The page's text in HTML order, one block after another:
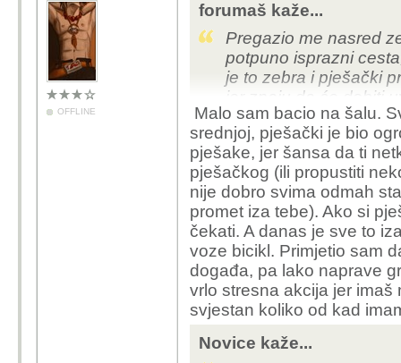
Dobar vozač ne
bitno prilagoditi se
voze preko 80-100.
pa tu rjetko gdje voziš
Zagrebu, podsljeme,
najgoroj selendri
(pogotovo kad je
nepregledne ceste),
mjenjao vilice i
koliko mogu voziti.
Naravno budala
rade gluposti. Ali
u prometu. Ono što bi
autoceste su na
umjesto da stoji 130
odgovornost na
rotori moraju biti
OFFLINE
forumaš kaže...
Pregazio me nasred
potpuno isprazni
je to zebra i pješački
jer znaju da će dobiti
pa na dalje.Narano
nerigstriranom autu
naplatom odštete.
Kaj se kazni tiče niš
tko ga ponovi, i
Malo sam bacio na šalu.
srednjoj, pješački je bio
pješake, jer šansa da ti
pješačkog (ili propustiti
nije dobro svima odmah
promet iza tebe). Ako si
čekati. A danas je sve to
voze bicikl. Primjetio sam
događa, pa lako naprave
vrlo stresna akcija jer imaš
svjestan koliko od kad
Novice kaže...